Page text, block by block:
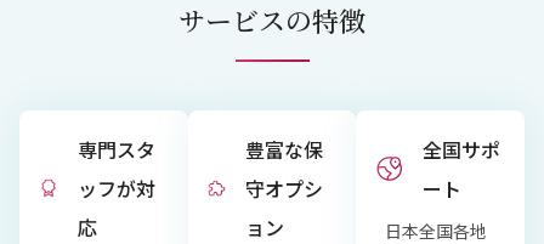
サービスの特徴
専門スタ
ッフが対
応
豊富な保
守オプシ
ョン
全国サポ
ート
日本全国各地